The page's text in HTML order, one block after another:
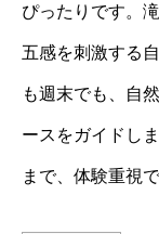
ぴったりです。
五感を刺激する
も週末でも、自
ースをガイドし
まで、体験重視